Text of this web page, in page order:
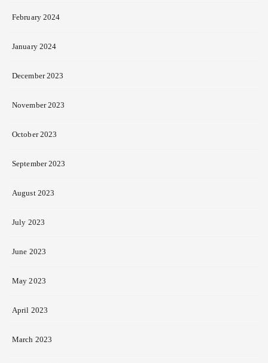
February 2024
January 2024
December 2023
November 2023
October 2023
September 2023
August 2023
July 2023
June 2023
May 2023
April 2023
March 2023